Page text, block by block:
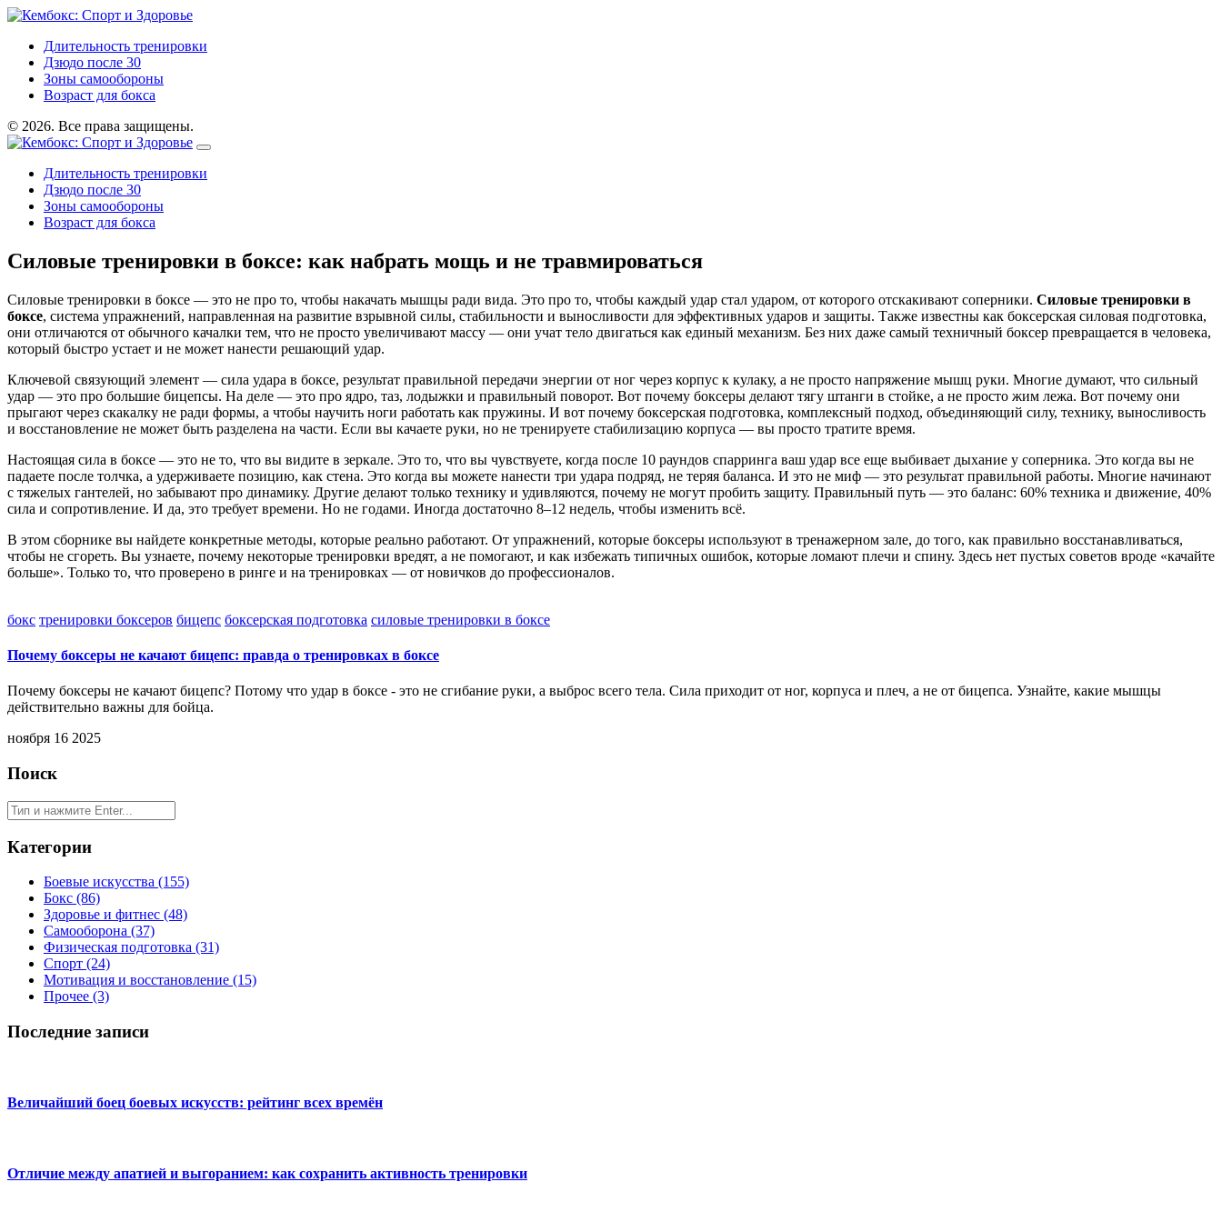
Длительность тренировки
Дзюдо после 30
Зоны самообороны
Возраст для бокса
© 2026. Все права защищены.
Длительность тренировки
Дзюдо после 30
Зоны самообороны
Возраст для бокса
Силовые тренировки в боксе: как набрать мощь и не травмироваться
Силовые тренировки в боксе — это не про то, чтобы накачать мышцы ради вида. Это про то, чтобы каждый удар стал ударом, от которого отскакивают соперники. Силовые тренировки в
боксе, система упражнений, направленная на развитие взрывной силы, стабильности и выносливости для эффективных ударов и защиты. Также известны как боксерская силовая подготовка,
они отличаются от обычного качалки тем, что не просто увеличивают массу — они учат тело двигаться как единый механизм. Без них даже самый техничный боксер превращается в человека,
который быстро устает и не может нанести решающий удар.
Ключевой связующий элемент — сила удара в боксе, результат правильной передачи энергии от ног через корпус к кулаку, а не просто напряжение мышц руки. Многие думают, что сильный
удар — это про большие бицепсы. На деле — это про ядро, таз, лодыжки и правильный поворот. Вот почему боксеры делают тягу штанги в стойке, а не просто жим лежа. Вот почему они
прыгают через скакалку не ради формы, а чтобы научить ноги работать как пружины. И вот почему боксерская подготовка, комплексный подход, объединяющий силу, технику, выносливость
и восстановление не может быть разделена на части. Если вы качаете руки, но не тренируете стабилизацию корпуса — вы просто тратите время.
Настоящая сила в боксе — это не то, что вы видите в зеркале. Это то, что вы чувствуете, когда после 10 раундов спарринга ваш удар все еще выбивает дыхание у соперника. Это когда вы не
падаете после толчка, а удерживаете позицию, как стена. Это когда вы можете нанести три удара подряд, не теряя баланса. И это не миф — это результат правильной работы. Многие начинают
с тяжелых гантелей, но забывают про динамику. Другие делают только технику и удивляются, почему не могут пробить защиту. Правильный путь — это баланс: 60% техника и движение, 40%
сила и сопротивление. И да, это требует времени. Но не годами. Иногда достаточно 8–12 недель, чтобы изменить всё.
В этом сборнике вы найдете конкретные методы, которые реально работают. От упражнений, которые боксеры используют в тренажерном зале, до того, как правильно восстанавливаться,
чтобы не сгореть. Вы узнаете, почему некоторые тренировки вредят, а не помогают, и как избежать типичных ошибок, которые ломают плечи и спину. Здесь нет пустых советов вроде «качайте
больше». Только то, что проверено в ринге и на тренировках — от новичков до профессионалов.
бокс тренировки боксеров бицепс боксерская подготовка силовые тренировки в боксе
Почему боксеры не качают бицепс: правда о тренировках в боксе
Почему боксеры не качают бицепс? Потому что удар в боксе - это не сгибание руки, а выброс всего тела. Сила приходит от ног, корпуса и плеч, а не от бицепса. Узнайте, какие мышцы
действительно важны для бойца.
ноября 16 2025
Поиск
Категории
Боевые искусства (155)
Бокс (86)
Здоровье и фитнес (48)
Самооборона (37)
Физическая подготовка (31)
Спорт (24)
Мотивация и восстановление (15)
Прочее (3)
Последние записи
Величайший боец боевых искусств: рейтинг всех времён
Отличие между апатией и выгоранием: как сохранить активность тренировки